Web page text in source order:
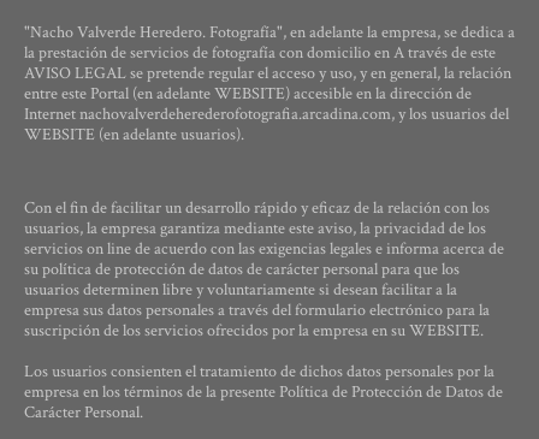
"Nacho Valverde Heredero. Fotografía", en adelante la empresa, se dedica a
la prestación de servicios de fotografía con domicilio en A través de este
AVISO LEGAL se pretende regular el acceso y uso, y en general, la relación
entre este Portal (en adelante WEBSITE) accesible en la dirección de
Internet nachovalverdeherederofotografia.arcadina.com, y los usuarios del
WEBSITE (en adelante usuarios).
Con el fin de facilitar un desarrollo rápido y eficaz de la relación con los
usuarios, la empresa garantiza mediante este aviso, la privacidad de los
servicios on line de acuerdo con las exigencias legales e informa acerca de
su política de protección de datos de carácter personal para que los
usuarios determinen libre y voluntariamente si desean facilitar a la
empresa sus datos personales a través del formulario electrónico para la
suscripción de los servicios ofrecidos por la empresa en su WEBSITE.
Los usuarios consienten el tratamiento de dichos datos personales por la
empresa en los términos de la presente Política de Protección de Datos de
Carácter Personal.